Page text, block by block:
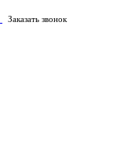
Заказать звонок